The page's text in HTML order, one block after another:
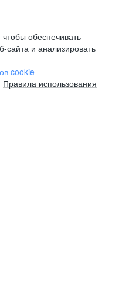
обеспечивать
сайта и анализировать
cookie
Правила использования